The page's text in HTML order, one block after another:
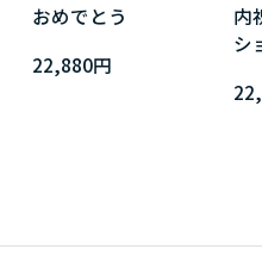
おめでとう
22,880円
内
シ